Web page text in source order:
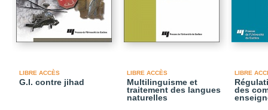
LIBRE ACCÈS
G.I. contre jihad
LIBRE ACCÈS
Multilinguisme et
traitement des langues
naturelles
LIBRE
des